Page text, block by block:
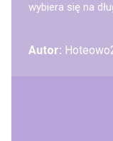
wybiera się na
Autor: